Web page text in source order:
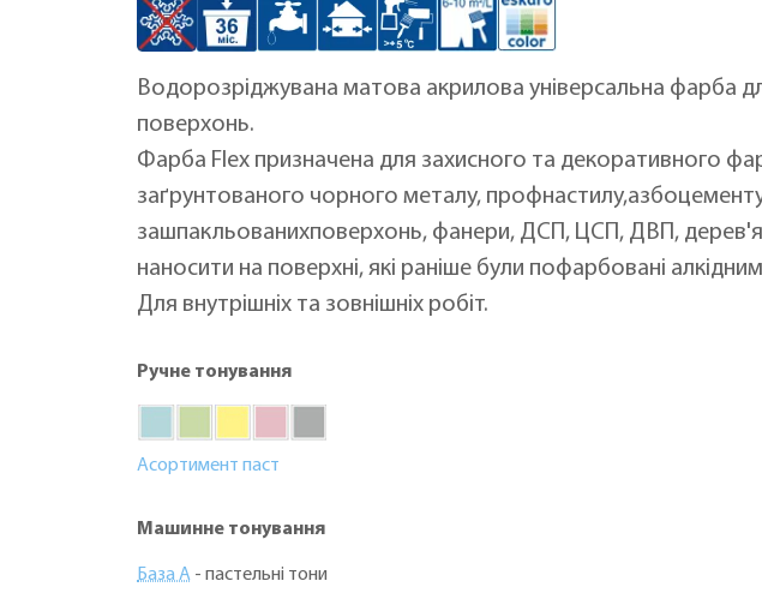
Водорозріджувана матова акрилова універсальна фарба
поверхонь.
Фарба Flex призначена для захисного та декоративного
заґрунтованого чорного металу,
зашпакльованихповерхонь, фанери, ДСП, ЦСП, ДВП,
наносити на поверхні, які раніше були пофарбовані
Для внутрішніх та зовнішніх робіт.
Ручне тонування
Асортимент паст
Машинне тонування
База А - пастельні тони